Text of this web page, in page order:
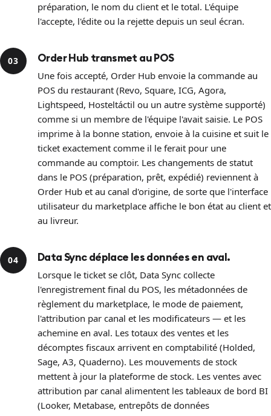
préparation, le nom du client et le total. L'équipe
l'accepte, l'édite ou la rejette depuis un seul écran.
03 Order Hub transmet au POS
Une fois accepté, Order Hub envoie la commande au
POS du restaurant (Revo, Square, ICG, Agora,
Lightspeed, Hosteltáctil ou un autre système supporté)
comme si un membre de l'équipe l'avait saisie. Le POS
imprime à la bonne station, envoie à la cuisine et suit le
ticket exactement comme il le ferait pour une
commande au comptoir. Les changements de statut
dans le POS (préparation, prêt, expédié) reviennent à
Order Hub et au canal d'origine, de sorte que l'interface
utilisateur du marketplace affiche le bon état au client et
au livreur.
04 Data Sync déplace les données en aval.
Lorsque le ticket se clôt, Data Sync collecte
l'enregistrement final du POS, les métadonnées de
règlement du marketplace, le mode de paiement,
l'attribution par canal et les modificateurs — et les
achemine en aval. Les totaux des ventes et les
décomptes fiscaux arrivent en comptabilité (Holded,
Sage, A3, Quaderno). Les mouvements de stock
mettent à jour la plateforme de stock. Les ventes avec
attribution par canal alimentent les tableaux de bord BI
(Looker, Metabase, entrepôts de données